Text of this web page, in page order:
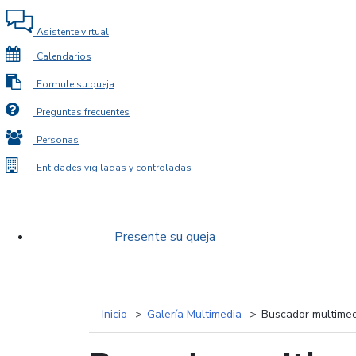
Asistente virtual
Calendarios
Formule su queja
Preguntas frecuentes
Personas
Entidades vigiladas y controladas
Presente su queja
Inicio Galería Multimedia Buscador